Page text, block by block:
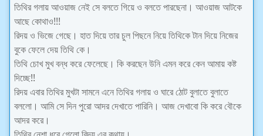
তিথির গলায় আওয়াজ নেই সে বলতে গিয়ে ও বলতে পারছেনা। আওয়াজ আটকে
আছে কোথাও!!!
রিদয় ও ভিজে গেছে। হাত দিয়ে তার চুল পিছনে নিয়ে তিথিকে টান দিয়ে নিজের
বুকে ফেলে দেয় তিথি কে।
তিথি চোখ মুখ বন্ধ করে ফেলেছে। কি করছেন উনি এমন করে কেন আমায় কষ্ট
দিচ্ছে!!
রিদয় এবার তিথির মুখটা সামনে এনে তিথির গলায় ও ঘারে ঠোট বুলাতে বুলাতে
বললো। আমি সে দিন পুরো আদর দেখাতে পারিনি। আজ দেখাবো কি করে বৌকে
আদর করে।